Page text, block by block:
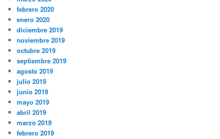
febrero 2020
enero 2020
diciembre 2019
noviembre 2019
octubre 2019
septiembre 2019
agosto 2019
julio 2019
junio 2019
mayo 2019
abril 2019
marzo 2019
febrero 2019